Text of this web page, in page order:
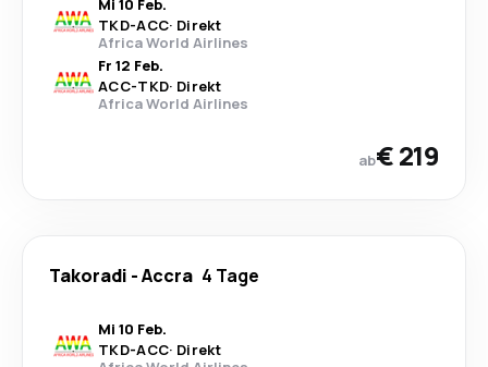
Mi 10 Feb.
TKD-ACC· Direkt
Africa World Airlines
Fr 12 Feb.
ACC-TKD· Direkt
Africa World Airlines
ab€ 219
Takoradi -Accra 4 Tage
Mi 10 Feb.
TKD-ACC· Direkt